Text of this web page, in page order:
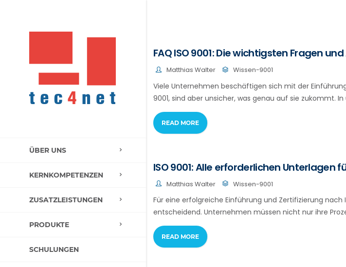
ÜBER UNS
KERNKOMPETENZEN
ZUSATZLEISTUNGEN
PRODUKTE
SCHULUNGEN
FAQ ISO 9001: Die wichtigsten Fragen
Matthias Walter Wissen-9001
Viele Unternehmen beschäftigen sich mit der
9001, sind aber unsicher, was genau auf sie zukommt. In
READ MORE
ISO 9001: Alle erforderlichen
Matthias Walter Wissen-9001
Für eine erfolgreiche Einführung und Zertifizierung
entscheidend. Unternehmen müssen nicht nur ihre
READ MORE